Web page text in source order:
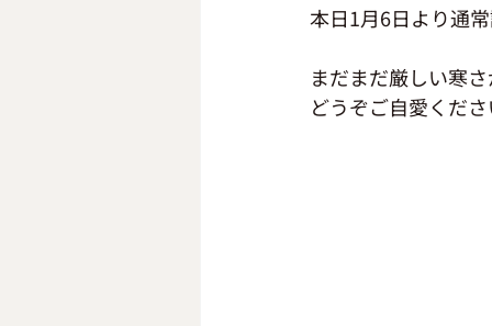
本日1月6日より通
まだまだ厳しい寒
どうぞご自愛くだ